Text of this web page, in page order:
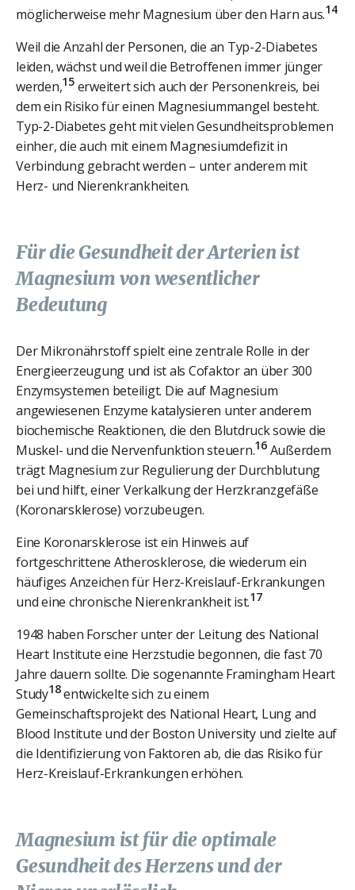
möglicherweise mehr Magnesium über den Harn aus.14
Weil die Anzahl der Personen, die an Typ-2-Diabetes
leiden, wächst und weil die Betroffenen immer jünger
werden,15erweitert sich auch der Personenkreis, bei
dem ein Risiko für einen Magnesiummangel besteht.
Typ-2-Diabetes geht mit vielen Gesundheitsproblemen
einher, die auch mit einem Magnesiumdefizit in
Verbindung gebracht werden – unter anderem mit
Herz- und Nierenkrankheiten.
Für die Gesundheit der Arterien ist
Magnesium von wesentlicher
Bedeutung
Der Mikronährstoff spielt eine zentrale Rolle in der
Energieerzeugung und ist als Cofaktor an über 300
Enzymsystemen beteiligt. Die auf Magnesium
angewiesenen Enzyme katalysieren unter anderem
biochemische Reaktionen, die den Blutdruck sowie die
Muskel- und die Nervenfunktion steuern.16Außerdem
trägt Magnesium zur Regulierung der Durchblutung
bei und hilft, einer Verkalkung der Herzkranzgefäße
(Koronarsklerose) vorzubeugen.
Eine Koronarsklerose ist ein Hinweis auf
fortgeschrittene Atherosklerose, die wiederum ein
häufiges Anzeichen für Herz-Kreislauf-Erkrankungen
und eine chronische Nierenkrankheit ist.17
1948 haben Forscher unter der Leitung des National
Heart Institute eine Herzstudie begonnen, die fast 70
Jahre dauern sollte. Die sogenannte Framingham Heart
Study18entwickelte sich zu einem
Gemeinschaftsprojekt des National Heart, Lung and
Blood Institute und der Boston University und zielte auf
die Identifizierung von Faktoren ab, die das Risiko für
Herz-Kreislauf-Erkrankungen erhöhen.
Magnesium ist für die optimale
Gesundheit des Herzens und der